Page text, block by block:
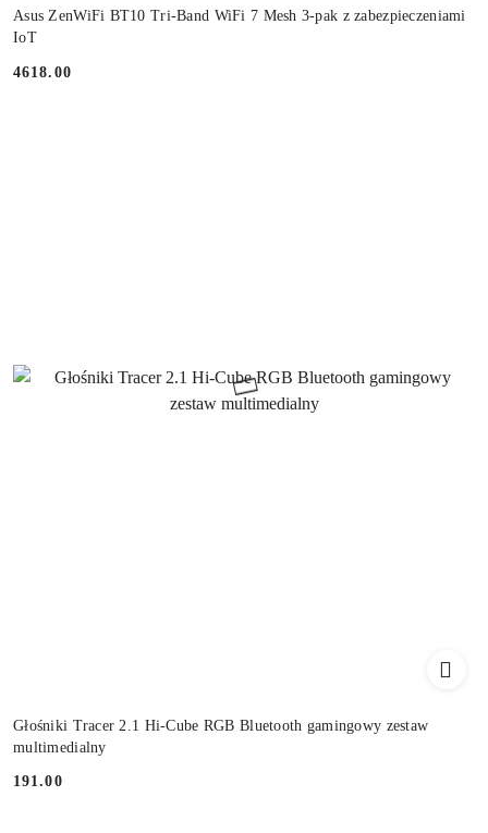
Asus ZenWiFi BT10 Tri-Band WiFi 7 Mesh 3-pak z zabezpieczeniami
IoT
Cena:
4618.00
Głośniki Tracer 2.1 Hi-Cube RGB Bluetooth gamingowy zestaw
multimedialny
Cena:
191.00